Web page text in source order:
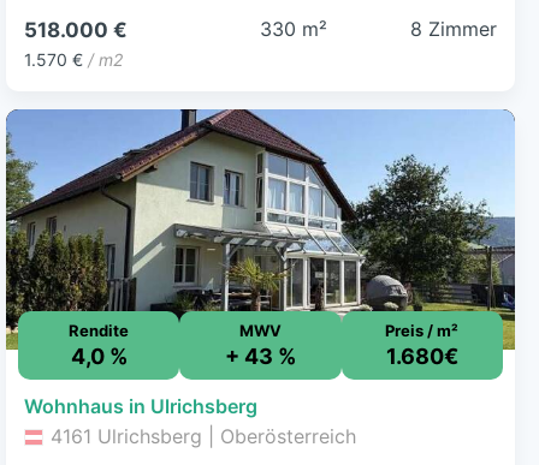
518.000 €
1.570 € / m2
330 m² 8 Zimmer
Rendite
4,0 %
MWV
+ 43 %
Preis / m²
1.680€
Wohnhaus in Ulrichsberg
4161 Ulrichsberg | Oberösterreich